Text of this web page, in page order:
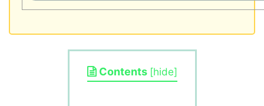
Contents [hide]